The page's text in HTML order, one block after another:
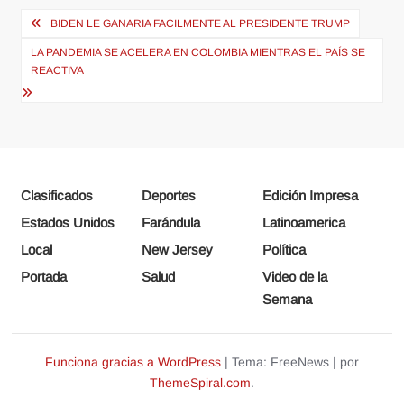
Navegación
de
entradas
BIDEN LE GANARIA FACILMENTE AL PRESIDENTE TRUMP
LA PANDEMIA SE ACELERA EN COLOMBIA MIENTRAS EL PAÍS SE
REACTIVA
Clasificados Deportes
Edición Impresa
Estados Unidos
Farándula
Latinoamerica
Local
New Jersey
Política
Portada
Salud
Video de la
Semana
Funciona gracias a WordPress | Tema: FreeNews | por
ThemeSpiral.com.